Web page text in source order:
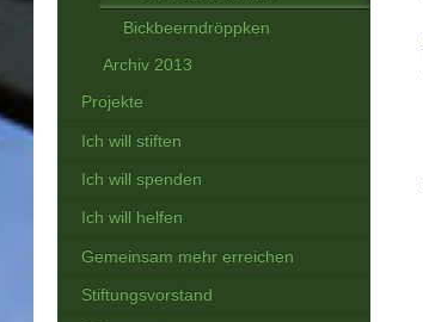
Bickbeerndröppken
Archiv 2013
Projekte
Ich will stiften
Ich will spenden
Ich will helfen
Gemeinsam mehr erreichen
Stiftungsvorstand